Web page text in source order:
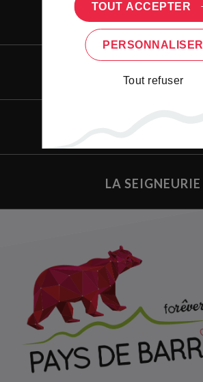
VIVRE
VISITER
LA SEIGNEURIE
TOUT ACCEPTER
PERSONNALISER
Tout refuser